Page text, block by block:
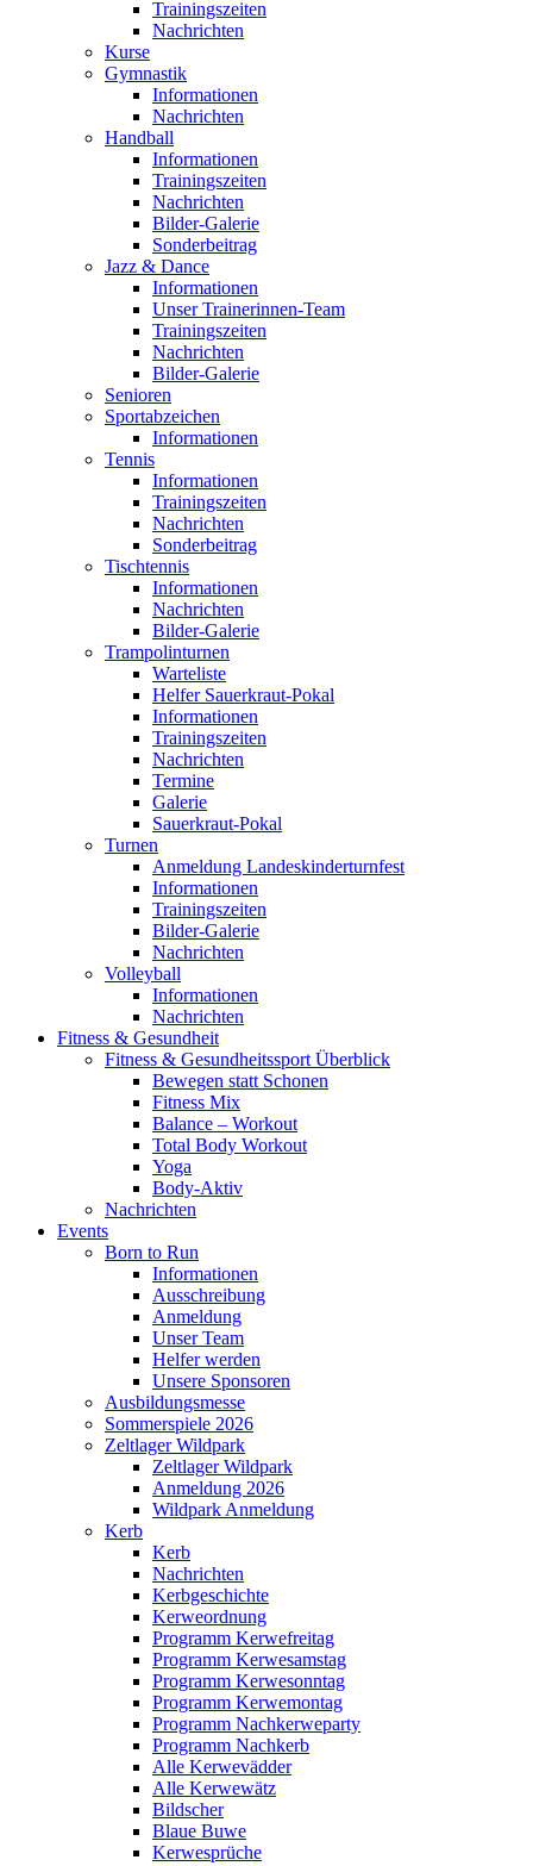
Trainingszeiten
Nachrichten
Kurse
Gymnastik
Informationen
Nachrichten
Handball
Informationen
Trainingszeiten
Nachrichten
Bilder-Galerie
Sonderbeitrag
Jazz & Dance
Informationen
Unser Trainerinnen-Team
Trainingszeiten
Nachrichten
Bilder-Galerie
Senioren
Sportabzeichen
Informationen
Tennis
Informationen
Trainingszeiten
Nachrichten
Sonderbeitrag
Tischtennis
Informationen
Nachrichten
Bilder-Galerie
Trampolinturnen
Warteliste
Helfer Sauerkraut-Pokal
Informationen
Trainingszeiten
Nachrichten
Termine
Galerie
Sauerkraut-Pokal
Turnen
Anmeldung Landeskinderturnfest
Informationen
Trainingszeiten
Bilder-Galerie
Nachrichten
Volleyball
Informationen
Nachrichten
Fitness & Gesundheit
Fitness & Gesundheitssport Überblick
Bewegen statt Schonen
Fitness Mix
Balance – Workout
Total Body Workout
Yoga
Body-Aktiv
Nachrichten
Events
Born to Run
Informationen
Ausschreibung
Anmeldung
Unser Team
Helfer werden
Unsere Sponsoren
Ausbildungsmesse
Sommerspiele 2026
Zeltlager Wildpark
Zeltlager Wildpark
Anmeldung 2026
Wildpark Anmeldung
Kerb
Kerb
Nachrichten
Kerbgeschichte
Kerweordnung
Programm Kerwefreitag
Programm Kerwesamstag
Programm Kerwesonntag
Programm Kerwemontag
Programm Nachkerweparty
Programm Nachkerb
Alle Kerwevädder
Alle Kerwewätz
Bildscher
Blaue Buwe
Kerwesprüche